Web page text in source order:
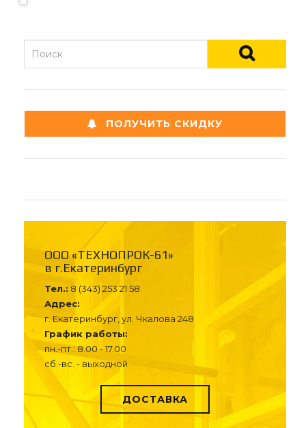
ПОЛУЧИТЬ СКИДКУ
ООО «ТЕХНОПРОК-61»
в г.Екатеринбург
Тел.: 8 (343) 253 21 58
Адрес:
г. Екатеринбург, ул. Чкалова 248
График работы:
пн.-пт.: 8.00 - 17.00
сб.-вс. - выходной
ДОСТАВКА